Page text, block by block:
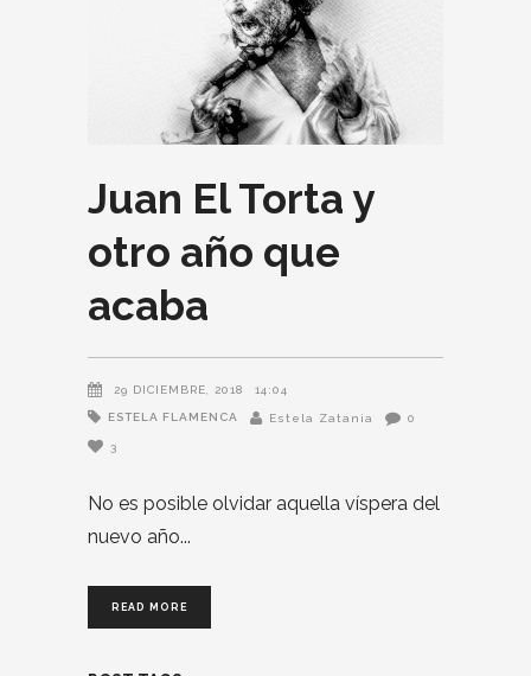
Juan El Torta y
otro año que
acaba
29 DICIEMBRE, 2018 14:04
ESTELA FLAMENCA Estela Zatania 0
3
No es posible olvidar aquella víspera del
nuevo año
READ MORE